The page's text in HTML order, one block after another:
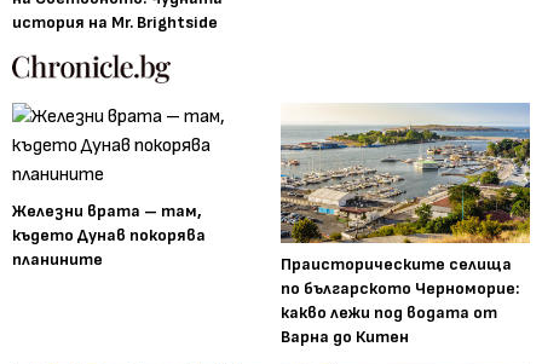
история на Mr. Brightside
Железни врата – там,
където Дунав покорява
планините
Праисторическите селища
по българското Черноморие:
какво лежи под водата от
Варна до Китен